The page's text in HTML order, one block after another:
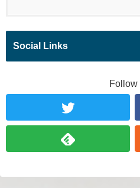
Social Links
Follow